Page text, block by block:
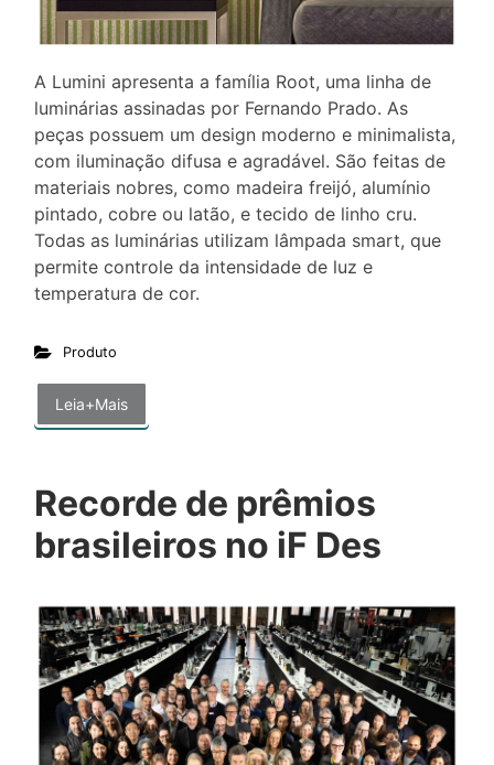
A Lumini apresenta a família Root, uma linha de
luminárias assinadas por Fernando Prado. As
peças possuem um design moderno e minimalista,
com iluminação difusa e agradável. São feitas de
materiais nobres, como madeira freijó, alumínio
pintado, cobre ou latão, e tecido de linho cru.
Todas as luminárias utilizam lâmpada smart, que
permite controle da intensidade de luz e
temperatura de cor.
Produto
Leia+Mais
Recorde de prêmios
brasileiros no iF Des